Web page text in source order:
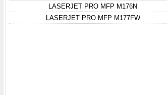
LASERJET PRO MFP M176N
LASERJET PRO MFP M177FW